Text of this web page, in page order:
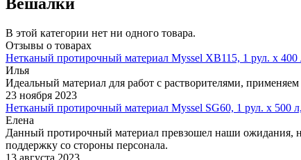
В этой категории нет ни одного товара.
Отзывы о товарах
Нетканый протирочный материал Myssel XB115, 1 рул. х
Илья
Идеальный материал для работ с растворителями,
23 ноября 2023
Нетканый протирочный материал Myssel SG60, 1 рул. х 500
Елена
Данный протирочный материал превзошел наши ожидания,
поддержку со стороны персонала.
13 августа 2023